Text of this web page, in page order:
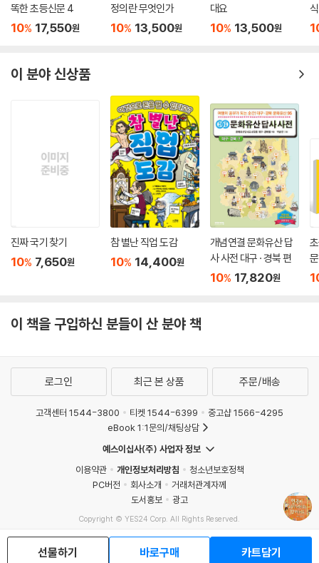
똑한 초등신문 4
10% 17,550원
정의란 무엇인가
10% 13,500원
대요
10% 13,500원
이 분야 신상품
진짜 국기 찾기
10% 7,650원
참 별난 직업 도감
10% 14,400원
개념연결 문화유산 답
사 사전 대구 · 경북 편
10% 17,820원
이 책을 구입하신 분들이 산 분야 책
선물하기 바로구매 카트담기
로그인 최근 본 상품 주문/배송
고객센터 1544-3800 티켓 1544-6399
중고샵 1566-4295
eBook 1:1문의/채팅상담
예스이십사(주) 사업자 정보
이용약관
개인정보처리방침
청소년보호정책
PC버전
회사소개
거래처관계자께
도서홍보
광고
Copyright © YES24 Corp. All Rights Reserved.